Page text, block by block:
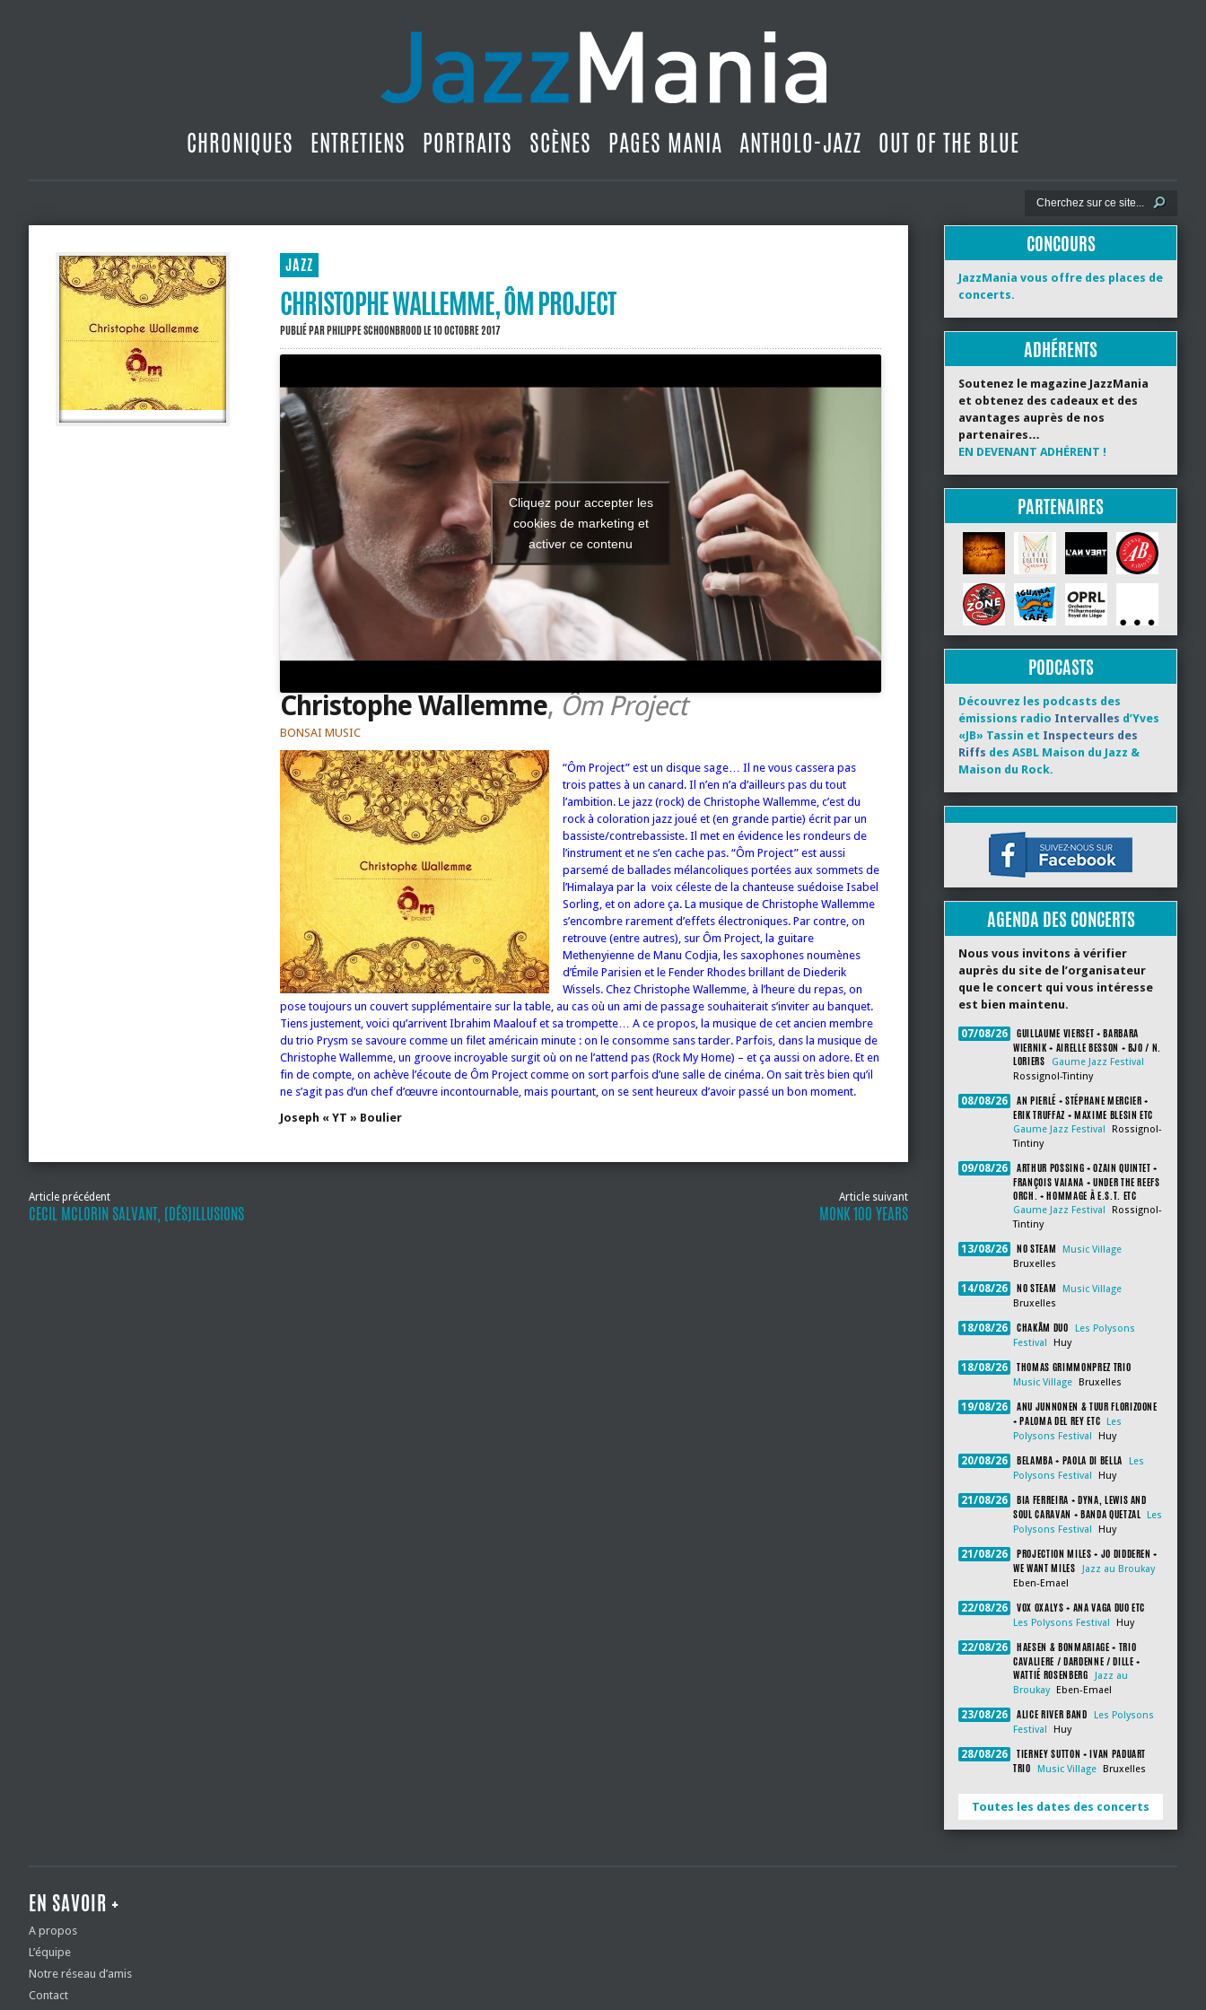
CHRONIQUES ENTRETIENS PORTRAITS SCÈNES PAGES MANIA ANTHOLO-JAZZ OUT OF THE BLUE
JAZZ
CHRISTOPHE WALLEMME, ÔM PROJECT
PUBLIÉ PARPHILIPPE SCHOONBROODLE 10 OCTOBRE 2017
Cliquez pour accepter les
cookies de marketing et
activer ce contenu
Christophe Wallemme, Ôm Project
BONSAI MUSIC
“Ôm Project” est un disque sage… Il ne vous cassera pas
trois pattes à un canard. Il n’en n’a d’ailleurs pas du tout
l’ambition. Le jazz (rock) de Christophe Wallemme, c’est du
rock à coloration jazz joué et (en grande partie) écrit par un
bassiste/contrebassiste. Il met en évidence les rondeurs de
l’instrument et ne s’en cache pas. “Ôm Project” est aussi
parsemé de ballades mélancoliques portées aux sommets de
l’Himalaya par la voix céleste de la chanteuse suédoise Isabel
Sorling, et on adore ça. La musique de Christophe Wallemme
s’encombre rarement d’effets électroniques. Par contre, on
retrouve (entre autres), sur Ôm Project, la guitare
Methenyienne de Manu Codjia, les saxophones noumènes
d’Émile Parisien et le Fender Rhodes brillant de Diederik
Wissels. Chez Christophe Wallemme, à l’heure du repas, on
pose toujours un couvert supplémentaire sur la table, au cas où un ami de passage souhaiterait s’inviter au banquet.
Tiens justement, voici qu’arrivent Ibrahim Maalouf et sa trompette… A ce propos, la musique de cet ancien membre
du trio Prysm se savoure comme un filet américain minute : on le consomme sans tarder. Parfois, dans la musique de
Christophe Wallemme, un groove incroyable surgit où on ne l’attend pas (Rock My Home) – et ça aussi on adore. Et en
fin de compte, on achève l’écoute de Ôm Project comme on sort parfois d’une salle de cinéma. On sait très bien qu’il
ne s’agit pas d’un chef d’œuvre incontournable, mais pourtant, on se sent heureux d’avoir passé un bon moment.
Joseph « YT » Boulier
Article précédent
CECIL MCLORIN SALVANT, (DÉS)ILLUSIONS
Article suivant
MONK 100 YEARS
CONCOURS
JazzMania vous offre des places de
concerts.
ADHÉRENTS
Soutenez le magazine JazzMania
et obtenez des cadeaux et des
avantages auprès de nos
partenaires…
EN DEVENANT ADHÉRENT !
PARTENAIRES
PODCASTS
Découvrez les podcasts des
émissions radio Intervalles d’Yves
«JB» Tassin et Inspecteurs des
Riffs des ASBL Maison du Jazz &
Maison du Rock.
AGENDA DES CONCERTS
Nous vous invitons à vérifier
auprès du site de l’organisateur
que le concert qui vous intéresse
est bien maintenu.
07/08/26
GUILLAUME VIERSET + BARBARA
WIERNIK + AIRELLE BESSON + BJO / N.
LORIERS
Gaume Jazz Festival
Rossignol-Tintiny
08/08/26
AN PIERLÉ + STÉPHANE MERCIER +
ERIK TRUFFAZ + MAXIME BLESIN ETC
Gaume Jazz Festival
Rossignol-
Tintiny
09/08/26
ARTHUR POSSING + OZAIN QUINTET +
FRANÇOIS VAIANA + UNDER THE REEFS
ORCH. + HOMMAGE À E.S.T. ETC
Gaume Jazz Festival
Rossignol-
Tintiny
13/08/26 NO STEAM
Music Village
Bruxelles
14/08/26 NO STEAM
Music Village
Bruxelles
18/08/26 CHAKÂM DUO
Les Polysons
Festival
Huy
18/08/26 THOMAS GRIMMONPREZ TRIO
Music Village Bruxelles
19/08/26
ANU JUNNONEN & TUUR FLORIZOONE
+ PALOMA DEL REY ETC
Les
Polysons Festival
Huy
20/08/26 BELAMBA + PAOLA DI BELLA
Les
Polysons Festival
Huy
21/08/26
BIA FERREIRA + DYNA, LEWIS AND
SOUL CARAVAN + BANDA QUETZAL
Les
Polysons Festival
Huy
21/08/26
PROJECTION MILES + JO DIDDEREN +
WE WANT MILES
Jazz au Broukay
Eben-Emael
22/08/26 VOX OXALYS + ANA VAGA DUO ETC
Les Polysons Festival Huy
22/08/26
HAESEN & BONMARIAGE + TRIO
CAVALIERE / DARDENNE / DILLE +
WATTIÉ ROSENBERG
Jazz au
Broukay
Eben-Emael
23/08/26 ALICE RIVER BAND
Les Polysons
Festival
Huy
28/08/26
TIERNEY SUTTON + IVAN PADUART
TRIO
Music Village Bruxelles
Toutes les dates des concerts
EN SAVOIR +
A propos
L’équipe
Notre réseau d’amis
Contact